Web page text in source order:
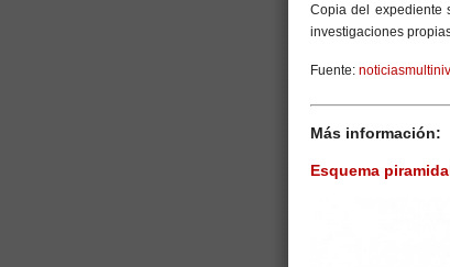
Copia del expediente
investigaciones
Fuente:
Más información:
Esquema